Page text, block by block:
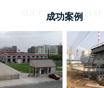
SUCCESSFUL CASES
成功案例